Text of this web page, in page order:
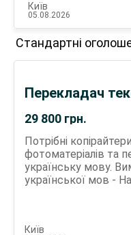
вашого вільного
-більше оплати. Ми
діяльністю. -
дозволить Вам
шукаєте віддалену
на результат,дана
відмінним вибором
в Telegram,або за
Київ
05.08.2026
Стандартні
29 800 грн.
Перекладач
Потрібні
фотоматеріалів та
українську мову. Вимоги: - Знання російської та
української мов -
Виплати відразу
Київ